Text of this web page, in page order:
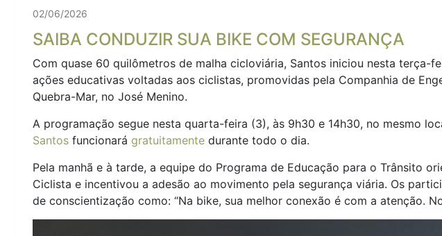
02/06/2026
SAIBA CONDUZIR SUA BIKE COM SEGURANÇA
Com quase 60 quilômetros de malha cicloviária, Santos iniciou nesta
ações educativas voltadas aos ciclistas, promovidas pela Companhia de
Quebra-Mar, no José Menino.
A programação segue nesta quarta-feira (3), às 9h30 e 14h30, no mesmo
Santos funcionará gratuitamente durante todo o dia.
Pela manhã e à tarde, a equipe do Programa de Educação para o Trânsito
Ciclista e incentivou a adesão ao movimento pela segurança viária. Os
de conscientização como: “Na bike, sua melhor conexão é com a atenção.